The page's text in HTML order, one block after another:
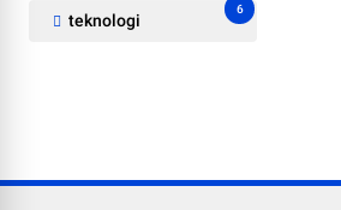
teknologi
6